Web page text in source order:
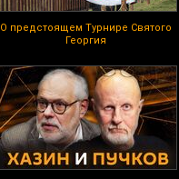
О предстоящем Турнире Святого
Георгия